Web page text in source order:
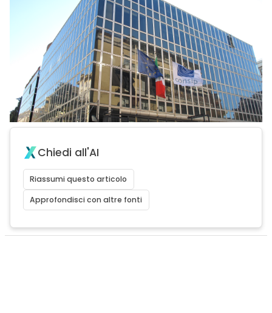
Chiedi all'AI
Riassumi questo articolo
Approfondisci con altre fonti